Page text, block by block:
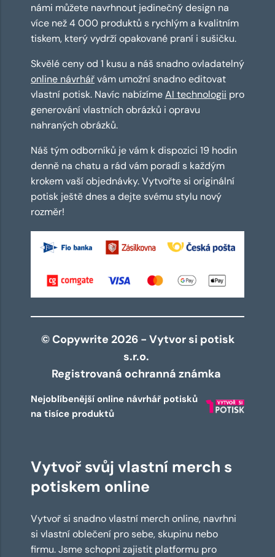
námi můžete navrhnout jedinečný design na
více než 4 000 produktů s rychlým a kvalitním
tiskem, který vydrží opakované praní i sušičku.
Skvělé ceny od 1 kusu a náš snadno ovladatelný
online návrhářvám umožní snadno editovat
vlastní potisk. Navíc nabízímeAI technologii pro
generování vlastních obrázků i opravu
nahraných obrázků.
Náš tým odborníků je vám k dispozici 19 hodin
denně na chatu a rád vám poradí s každým
krokem vaší objednávky. Vytvořte si originální
potisk ještě dnes a dejte svému stylu nový
rozměr!
© Copywrite 2026 - Vytvor si potisk
s.r.o.
Registrovaná ochranná známka
Nejoblíbenější online návrhář potisků
na tisíce produktů
Vytvoř svůj vlastní merch s
potiskem online
Vytvoř si snadno vlastní merch online, navrhni
si vlastní oblečení pro sebe, skupinu nebo
firmu. Jsme schopni zajistit platformu pro